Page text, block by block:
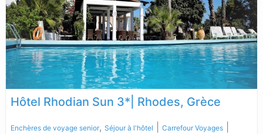
Hôtel Rhodian Sun 3*| Rhodes, Grèce
Enchères de voyage senior, Séjour à l'hôtel Carrefour Voyages|